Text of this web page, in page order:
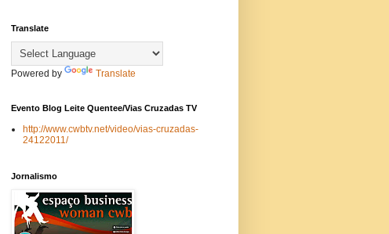
Translate
Powered by Translate
Evento Blog Leite Quentee/Vias Cruzadas TV
http://www.cwbtv.net/video/vias-cruzadas-
24122011/
Jornalismo